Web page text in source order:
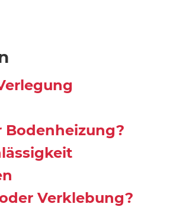
Verklebung?